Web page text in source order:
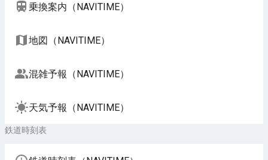
乗換案内（NAVITIME）
地図（NAVITIME）
混雑予報（NAVITIME）
天気予報（NAVITIME）
鉄道時刻表